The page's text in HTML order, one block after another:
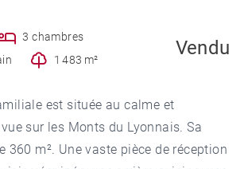
3 chambres
1 483 m²
Vendu
est située au calme et
vue sur les Monts du Lyonnais. Sa
360 m². Une vaste pièce de réception